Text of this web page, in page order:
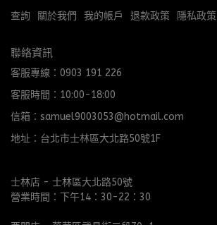
查詢 關於我們 我的帳戶 退款政策 隱私政策
聯絡資訊
客服專線：0903 191 226
客服時間：10:00-18:00
信箱：samuel9003053@hotmail.com
地址：台北市士林區大北路50號1F
士林店 - 士林區大北路50號
營業時間：下午14：30-22：30